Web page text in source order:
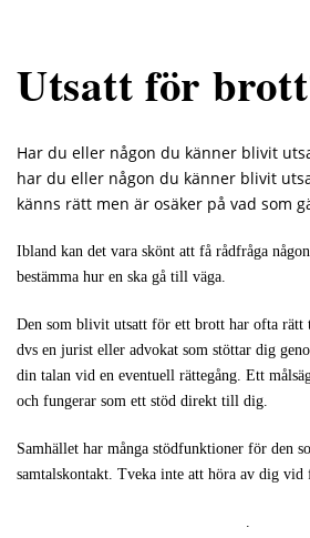
Utsatt för
Har du eller någon du känner blivit
har du eller någon du känner blivit
känns rätt men är osäker på vad som
Ibland kan det vara skönt att få rådfråga
bestämma hur en ska gå till väga.
Den som blivit utsatt för ett brott har ofta rätt
dvs en jurist eller advokat som stöttar dig
din talan vid en eventuell rättegång. Ett
och fungerar som ett stöd direkt till dig.
Samhället har många stödfunktioner för den
samtalskontakt. Tveka inte att höra av dig vid
.